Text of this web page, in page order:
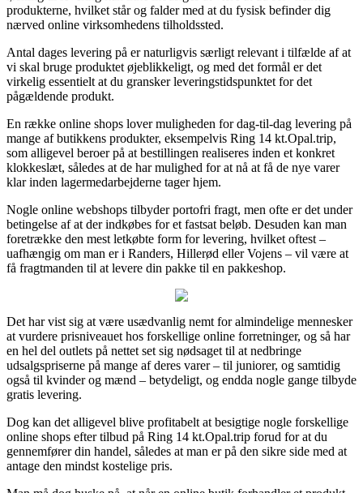
produkterne, hvilket står og falder med at du fysisk befinder dig
nærved online virksomhedens tilholdssted.
Antal dages levering på er naturligvis særligt relevant i tilfælde af at
vi skal bruge produktet øjeblikkeligt, og med det formål er det
virkelig essentielt at du gransker leveringstidspunktet for det
pågældende produkt.
En række online shops lover muligheden for dag-til-dag levering på
mange af butikkens produkter, eksempelvis Ring 14 kt.Opal.trip,
som alligevel beroer på at bestillingen realiseres inden et konkret
klokkeslæt, således at de har mulighed for at nå at få de nye varer
klar inden lagermedarbejderne tager hjem.
Nogle online webshops tilbyder portofri fragt, men ofte er det under
betingelse af at der indkøbes for et fastsat beløb. Desuden kan man
foretrække den mest letkøbte form for levering, hvilket oftest –
uafhængig om man er i Randers, Hillerød eller Vojens – vil være at
få fragtmanden til at levere din pakke til en pakkeshop.
Det har vist sig at være usædvanlig nemt for almindelige mennesker
at vurdere prisniveauet hos forskellige online forretninger, og så har
en hel del outlets på nettet set sig nødsaget til at nedbringe
udsalgspriserne på mange af deres varer – til juniorer, og samtidig
også til kvinder og mænd – betydeligt, og endda nogle gange tilbyde
gratis levering.
Dog kan det alligevel blive profitabelt at besigtige nogle forskellige
online shops efter tilbud på Ring 14 kt.Opal.trip forud for at du
gennemfører din handel, således at man er på den sikre side med at
antage den mindst kostelige pris.